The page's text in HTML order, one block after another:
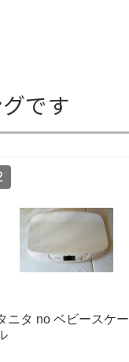
です
ニタ no ベビースケー